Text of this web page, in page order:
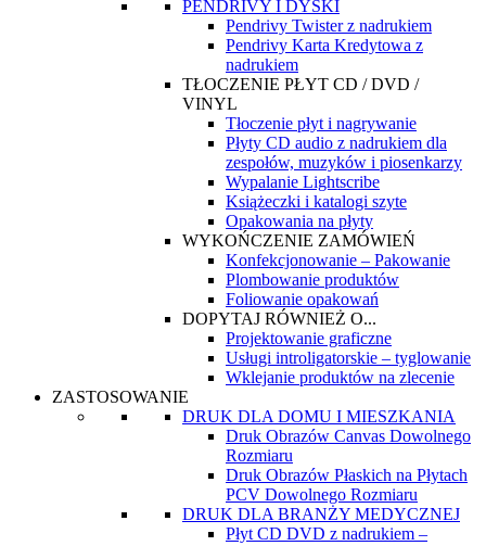
PENDRIVY I DYSKI
Pendrivy Twister z nadrukiem
Pendrivy Karta Kredytowa z
nadrukiem
TŁOCZENIE PŁYT CD / DVD /
VINYL
Tłoczenie płyt i nagrywanie
Płyty CD audio z nadrukiem dla
zespołów, muzyków i piosenkarzy
Wypalanie Lightscribe
Książeczki i katalogi szyte
Opakowania na płyty
WYKOŃCZENIE ZAMÓWIEŃ
Konfekcjonowanie – Pakowanie
Plombowanie produktów
Foliowanie opakowań
DOPYTAJ RÓWNIEŻ O...
Projektowanie graficzne
Usługi introligatorskie – tyglowanie
Wklejanie produktów na zlecenie
ZASTOSOWANIE
DRUK DLA DOMU I MIESZKANIA
Druk Obrazów Canvas Dowolnego
Rozmiaru
Druk Obrazów Płaskich na Płytach
PCV Dowolnego Rozmiaru
DRUK DLA BRANŻY MEDYCZNEJ
Płyt CD DVD z nadrukiem –